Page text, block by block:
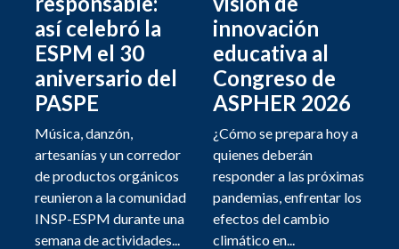
así celebró la
ESPM el 30
aniversario del
PASPE
Música, danzón,
artesanías y un corredor
de productos orgánicos
reunieron a la comunidad
INSP-ESPM durante una
semana de actividades...
innovación
educativa al
Congreso de
ASPHER 2026
¿Cómo se prepara hoy a
quienes deberán
responder a las próximas
pandemias, enfrentar los
efectos del cambio
climático en...